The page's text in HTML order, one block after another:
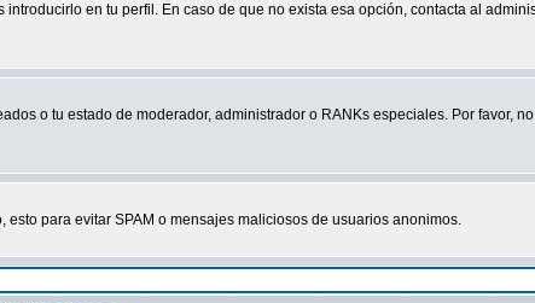
en tu perfil. En caso de que no exista esa opción, contacta al
o tu estado de moderador, administrador o RANKs especiales. Por favor,
para evitar SPAM o mensajes maliciosos de usuarios anonimos.